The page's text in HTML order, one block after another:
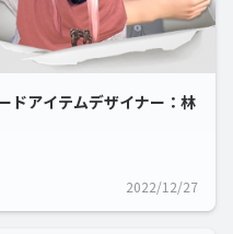
ドアイテムデザイナー：林
2022/12/27